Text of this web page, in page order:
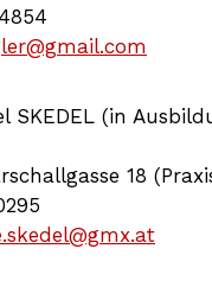
SKEDEL (in
18